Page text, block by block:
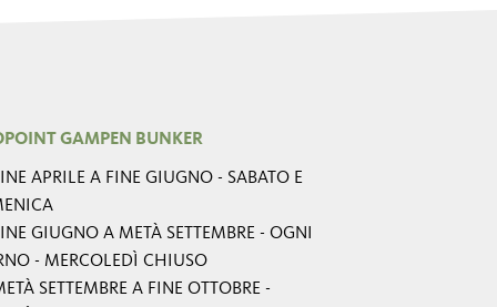
GAMPEN BUNKER
APRILE A FINE GIUGNO - SABATO E
GIUGNO A METÀ SETTEMBRE - OGNI
- MERCOLEDÌ CHIUSO
SETTEMBRE A FINE OTTOBRE -